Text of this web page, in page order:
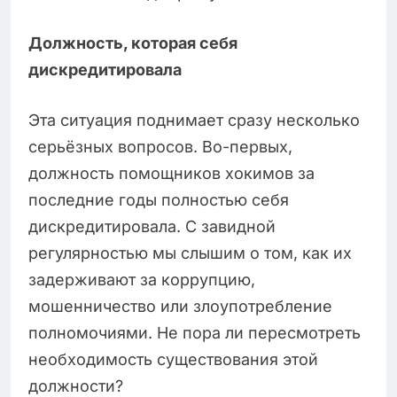
Должность, которая себя
дискредитировала
Эта ситуация поднимает сразу несколько
серьёзных вопросов. Во-первых,
должность помощников хокимов за
последние годы полностью себя
дискредитировала. С завидной
регулярностью мы слышим о том, как их
задерживают за коррупцию,
мошенничество или злоупотребление
полномочиями. Не пора ли пересмотреть
необходимость существования этой
должности?